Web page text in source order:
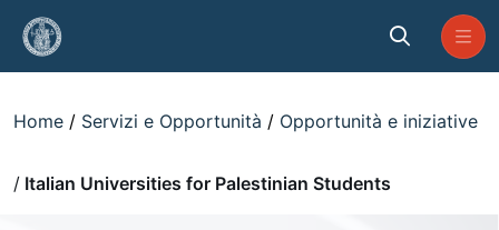
Skip to Main Content
Home Servizi e Opportunità Opportunità e iniziative
Italian Universities for Palestinian Students